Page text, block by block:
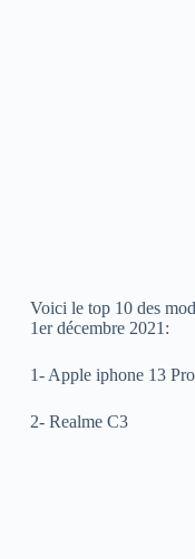
Voici le top 10 des
1er décembre 2021:
1- Apple iphone 13
2- Realme C3